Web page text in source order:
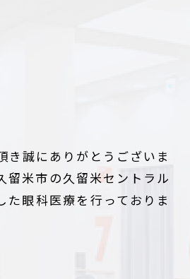
き誠にありがとうございま
留米市の久留米セントラル
眼科医療を行っておりま